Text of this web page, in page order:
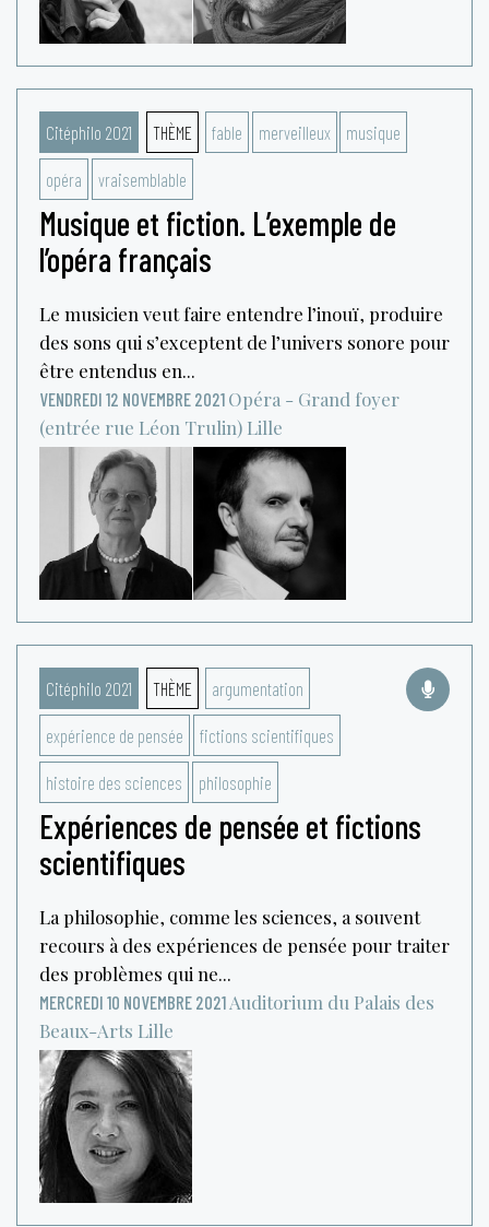
Citéphilo 2021 THÈME fable merveilleux musique
opéra vraisemblable
Musique et fiction. L’exemple de
l’opéra français
Le musicien veut faire entendre l’inouï, produire
des sons qui s’exceptent de l’univers sonore pour
être entendus en...
VENDREDI 12 NOVEMBRE 2021 Opéra - Grand foyer
(entrée rue Léon Trulin) Lille
Citéphilo 2021 THÈME argumentation
expérience de pensée fictions scientifiques
histoire des sciences philosophie
Expériences de pensée et fictions
scientifiques
La philosophie, comme les sciences, a souvent
recours à des expériences de pensée pour traiter
des problèmes qui ne...
MERCREDI 10 NOVEMBRE 2021 Auditorium du Palais des
Beaux-Arts Lille